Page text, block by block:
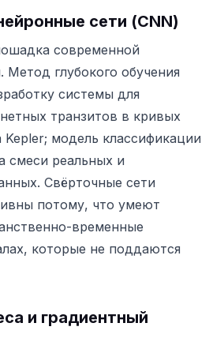
сети (CNN)
современной
Метод глубокого обучения
системы для
транзитов в кривых
Kepler; модель классификации
смеси реальных и
Свёрточные сети
потому, что умеют
временные
которые не поддаются
и градиентный